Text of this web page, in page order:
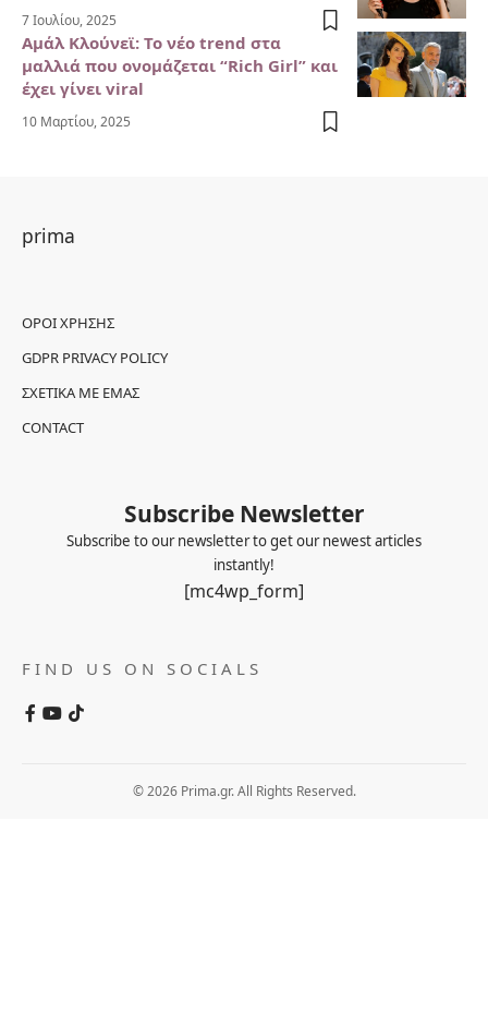
7 Ιουλίου, 2025
Αμάλ Κλούνεϊ: Το νέο trend στα
μαλλιά που ονομάζεται “Rich Girl” και
έχει γίνει viral
10 Μαρτίου, 2025
prima
ΌΡΟΙ ΧΡΉΣΗΣ
GDPR PRIVACY POLICY
ΣΧΕΤΙΚΆ ΜΕ ΕΜΆΣ
CONTACT
Subscribe Newsletter
Subscribe to our newsletter to get our newest articles
instantly!
[mc4wp_form]
FIND US ON SOCIALS
© 2026 Prima.gr. All Rights Reserved.